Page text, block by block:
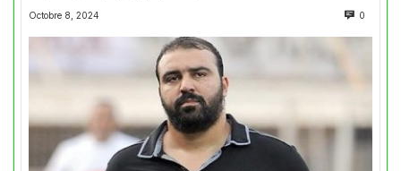
Octobre 8, 2024 0